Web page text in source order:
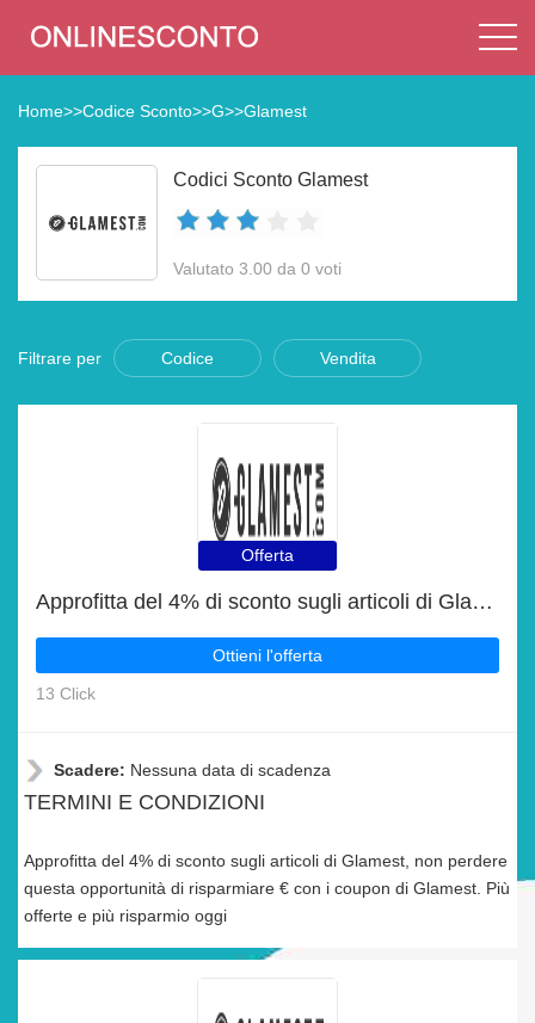
Home>>Codice Sconto>>G>>Glamest
Codici Sconto Glamest
Valutato 3.00 da 0 voti
Filtrare per Codice Vendita
Offerta
Approfitta del 4% di sconto sugli articoli di Glamest
Ottieni l'offerta
13 Click
Scadere: Nessuna data di scadenza
TERMINI E CONDIZIONI
Approfitta del 4% di sconto sugli articoli di Glamest, non perdere
questa opportunità di risparmiare € con i coupon di Glamest. Più
offerte e più risparmio oggi